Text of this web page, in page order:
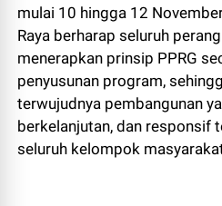
mulai 10 hingga 12
Raya berharap seluruh
menerapkan prinsip PPRG
penyusunan program,
terwujudnya pembangunan
berkelanjutan, dan responsif
seluruh kelompok